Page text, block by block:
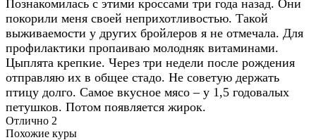
Познакомилась с этими кроссами три года назад. Они
покорили меня своей неприхотливостью. Такой
выживаемости у других бройлеров я не отмечала. Для
профилактики пропаиваю молодняк витаминами.
Цыплята крепкие. Через три недели после рождения
отправляю их в общее стадо. Не советую держать
птицу долго. Самое вкусное мясо – у 1,5 годовалых
петушков. Потом появляется жирок.
Отлично 2
Похожие куры